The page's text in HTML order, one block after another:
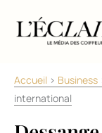
Accueil > Business
international